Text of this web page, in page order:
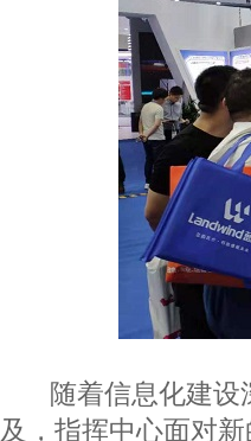
随着信息化建设
及，指挥中心面对